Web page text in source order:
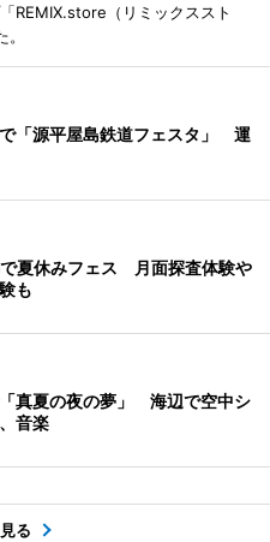
REMIX.store（リミックススト
「源平屋島鉄道フェスタ」 運
夏休みフェス 月面探査体験や
も
真夏の夜の夢」 海辺で空中シ
音楽
る